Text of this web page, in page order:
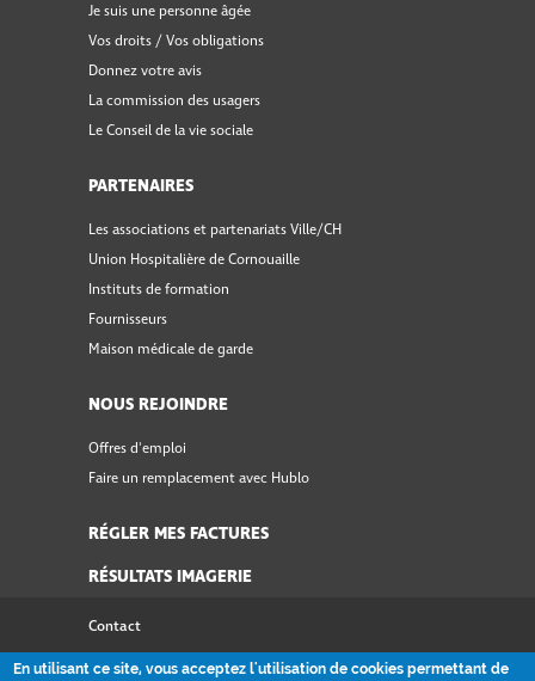
Je suis une personne âgée
Vos droits / Vos obligations
Donnez votre avis
La commission des usagers
Le Conseil de la vie sociale
PARTENAIRES
Les associations et partenariats Ville/CH
Union Hospitalière de Cornouaille
Instituts de formation
Fournisseurs
Maison médicale de garde
NOUS REJOINDRE
Offres d'emploi
Faire un remplacement avec Hublo
RÉGLER MES FACTURES
RÉSULTATS IMAGERIE
Contact
Accessibilité
En utilisant ce site, vous acceptez l'utilisation de cookies permettant de